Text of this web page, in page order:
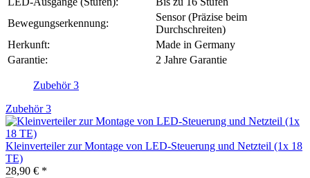
Bewegungserkennung:
Sensor (Präzise beim
Durchschreiten)
Herkunft:
Made in Germany
Garantie:
2 Jahre Garantie
Zubehör3
Zubehör3
Kleinverteiler zur Montage von LED-Steuerung und Netzteil (1x 18
TE)
28,90 € *